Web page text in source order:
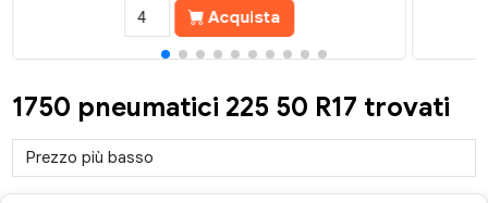
Acquista
1750 pneumatici 225 50 R17 trovati